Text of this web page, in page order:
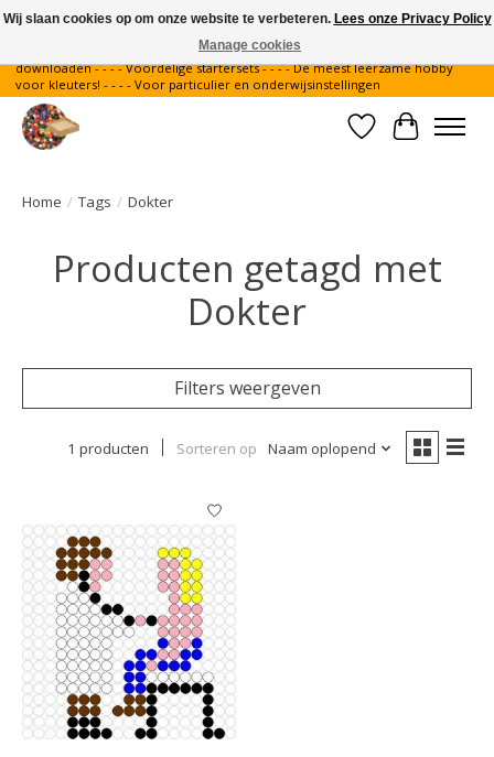
Gratis verzending binnen Nederland - - - - Legvoorbeelden gratis te
downloaden - - - - Voordelige startersets - - - - De meest leerzame hobby
voor kleuters! - - - - Voor particulier en onderwijsinstellingen
Verlanglijst
Home / Tags / Dokter
Producten getagd met
Dokter
Filters weergeven
1 producten Sorteren op Naam oplopend
Wij slaan cookies op om onze website te verbeteren. Lees onze Privacy Policy
Manage cookies